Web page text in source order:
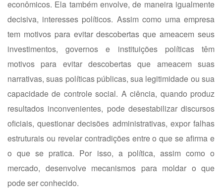
econômicos. Ela também envolve, de maneira igualmente
decisiva, interesses políticos. Assim como uma empresa
tem motivos para evitar descobertas que ameacem seus
investimentos, governos e instituições políticas têm
motivos para evitar descobertas que ameacem suas
narrativas, suas políticas públicas, sua legitimidade ou sua
capacidade de controle social. A ciência, quando produz
resultados inconvenientes, pode desestabilizar discursos
oficiais, questionar decisões administrativas, expor falhas
estruturais ou revelar contradições entre o que se afirma e
o que se pratica. Por isso, a política, assim como o
mercado, desenvolve mecanismos para moldar o que
pode ser conhecido.